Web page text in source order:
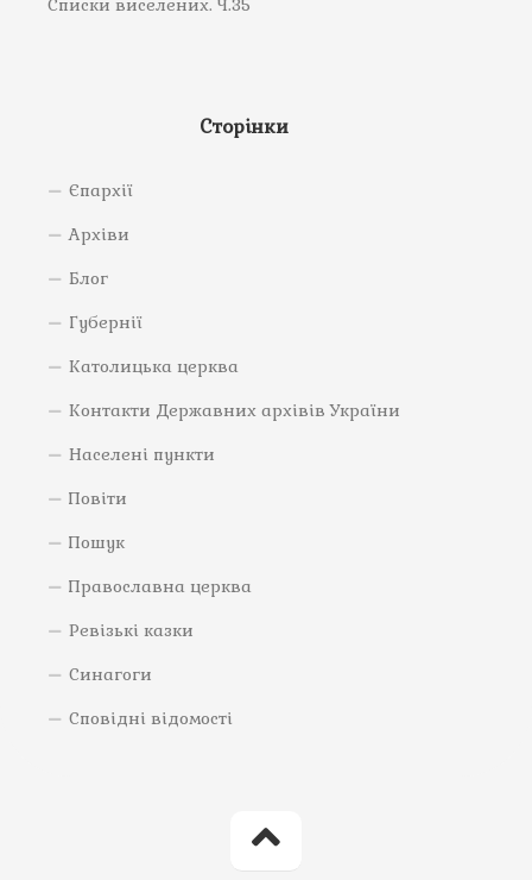
Списки виселених. Ч.35
Сторінки
Єпархії
Архіви
Блог
Губернії
Католицька церква
Контакти Державних архівів України
Населені пункти
Повіти
Пошук
Православна церква
Ревізькі казки
Синагоги
Сповідні відомості